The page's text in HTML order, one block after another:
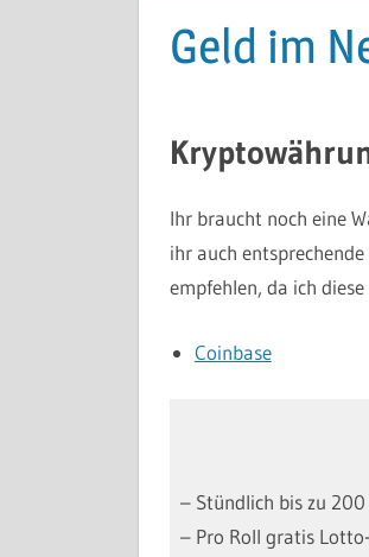
Geld im
Ihr braucht noch eine
ihr auch
empfehlen, da ich
Coinbase
– Stündlich bis zu
– Pro Roll gratis